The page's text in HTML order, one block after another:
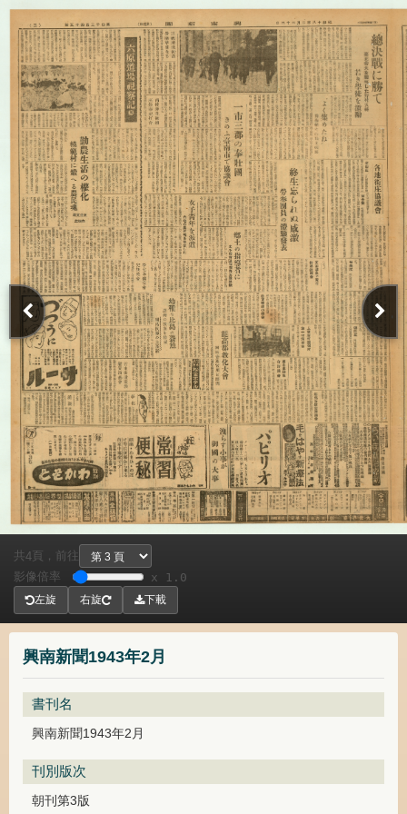
興南新聞1943年2月
書刊名
興南新聞1943年2月
刊別版次
朝刊第3版
共4頁， 前往
影像倍率
x 1.0
左旋 右旋 下載